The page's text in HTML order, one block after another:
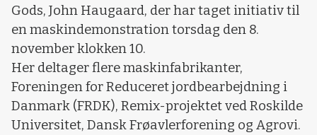
Gods, John Haugaard, der har taget initiativ til
en maskindemonstration torsdag den 8.
november klokken 10.
Her deltager flere maskinfabrikanter,
Foreningen for Reduceret jordbearbejdning i
Danmark (FRDK), Remix-projektet ved Roskilde
Universitet, Dansk Frøavlerforening og Agrovi.